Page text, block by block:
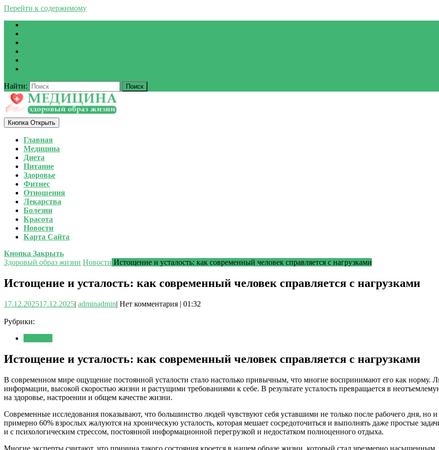
Перейти к содержимому
Найти:
Кнопка Открыть
Главная
Медицина
Диета
Питание
Здоровье
Фитнес
Отношения
Лекарства
Болезни
Красота
Новости
Карта Сайта
Кнопка Закрыть
Здоровый образ жизни Новости Истощение и усталость: как современный человек справляется с нагрузками
Истощение и усталость: как современный человек справляется с нагрузками
17.12.202517.12.2025| adminadmin| Нет комментария | 01:32
Рубрики:
Истощение и усталость: как современный человек справляется с нагрузками
В современном мире ощущение постоянной усталости стало настолько привычным, что многие воспринимают его как норму.
информации, высокой скоростью жизни и растущими требованиями к себе. В результате усталость превращается в
на здоровье, настроении и общем качестве жизни.
Современные исследования показывают, что большинство людей чувствуют себя уставшими не только после рабочего дня, но и
примерно 60% взрослых жалуются на хроническую усталость, которая мешает сосредоточиться и выполнять даже простые
и с психологическим стрессом, постоянной информационной перегрузкой и недостатком полноценного отдыха.
Многие эксперты считают, что причина такого состояния кроется в нашем образе жизни, который стал чрезмерно